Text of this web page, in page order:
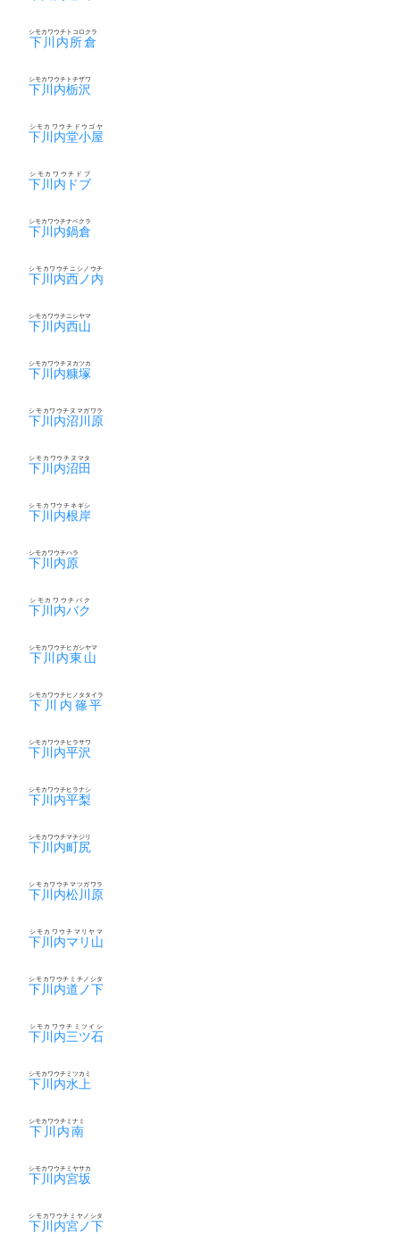
下川内所倉
シモカワウチトコロクラ
下川内栃沢
シモカワウチトチザワ
下川内堂小屋
シモカワウチドウゴヤ
下川内ドブ
シモカワウチドブ
下川内鍋倉
シモカワウチナベクラ
下川内西ノ内
シモカワウチニシノウチ
下川内西山
シモカワウチニシヤマ
下川内糠塚
シモカワウチヌカツカ
下川内沼川原
シモカワウチヌマガワラ
下川内沼田
シモカワウチヌマタ
下川内根岸
シモカワウチネギシ
下川内原
シモカワウチハラ
下川内バク
シモカワウチバク
下川内東山
シモカワウチヒガシヤマ
下川内篠平
シモカワウチヒノタタイラ
下川内平沢
シモカワウチヒラサワ
下川内平梨
シモカワウチヒラナシ
下川内町尻
シモカワウチマチジリ
下川内松川原
シモカワウチマツガワラ
下川内マリ山
シモカワウチマリヤマ
下川内道ノ下
シモカワウチミチノシタ
下川内三ツ石
シモカワウチミツイシ
下川内水上
シモカワウチミツカミ
下川内南
シモカワウチミナミ
下川内宮坂
シモカワウチミヤサカ
下川内宮ノ下
シモカワウチミヤノシタ